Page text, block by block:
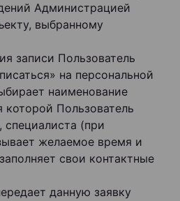
Администрацией
выбранному
записи Пользователь
на персональной
наименование
которой Пользователь
специалиста (при
желаемое время и
свои контактные
данную заявку